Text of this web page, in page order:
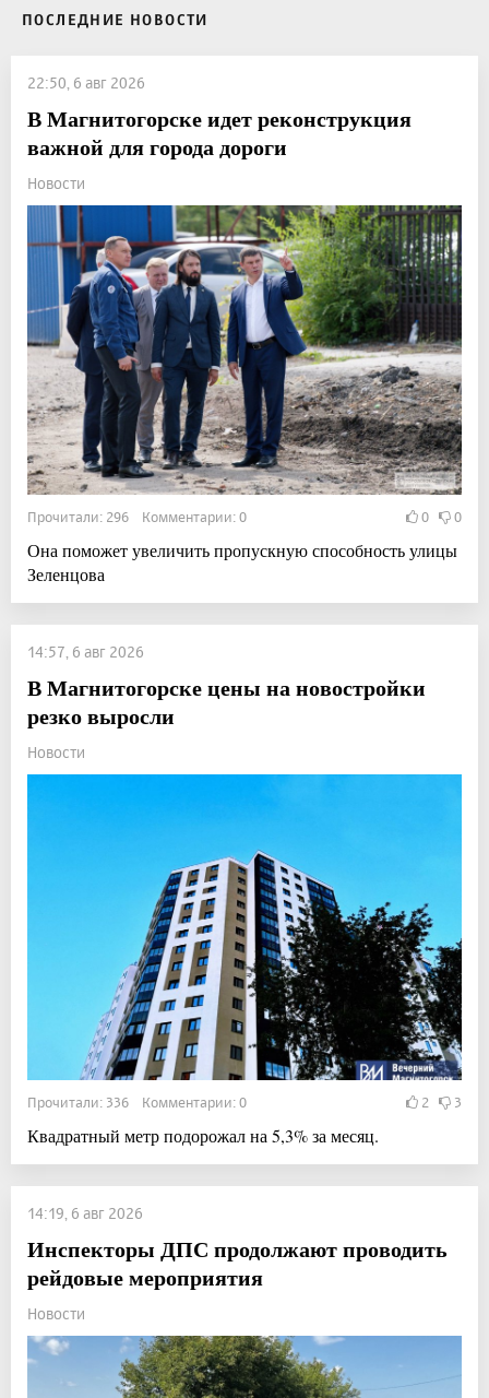
ПОСЛЕДНИЕ НОВОСТИ
22:50, 6 авг 2026
В Магнитогорске идет реконструкция
важной для города дороги
Новости
Прочитали: 296 Комментарии: 0 0 0
Она поможет увеличить пропускную способность улицы
Зеленцова
14:57, 6 авг 2026
В Магнитогорске цены на новостройки
резко выросли
Новости
Прочитали: 336 Комментарии: 0 2 3
Квадратный метр подорожал на 5,3% за месяц.
14:19, 6 авг 2026
Инспекторы ДПС продолжают проводить
рейдовые мероприятия
Новости